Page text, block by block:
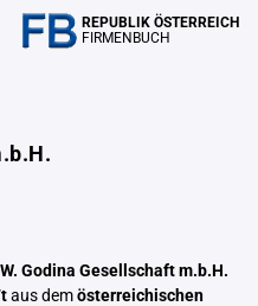
REPUBLIK ÖSTERREICH
FIRMENBUCH
W. Godina Gesellschaft m.b.H.
aus demösterreichischen